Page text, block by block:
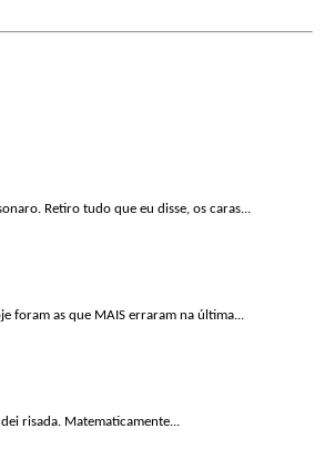
Retiro tudo que eu disse, os caras...
foram as que MAIS erraram na última...
risada. Matematicamente...